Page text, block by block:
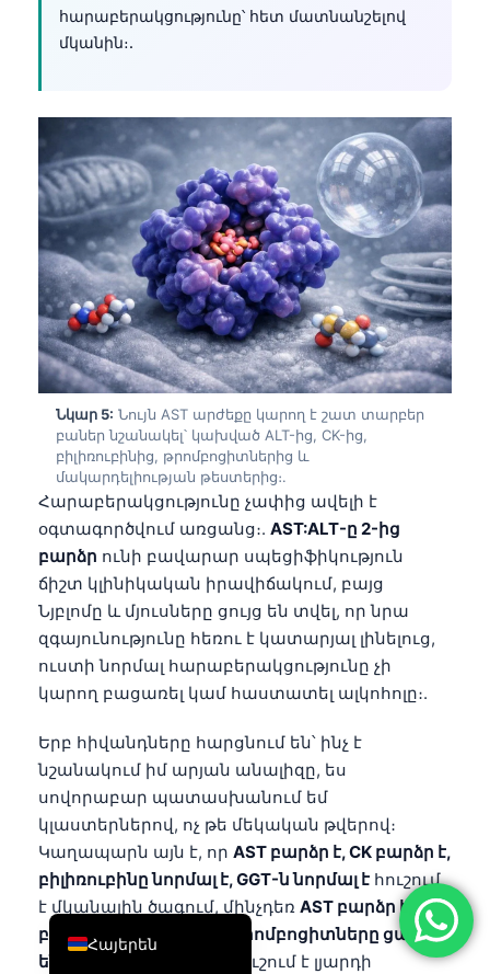
հարաբերակցությունը՝ հետ մատնանշելով
մկանին։.
Նկար 5: Նույն AST արժեքը կարող է շատ տարբեր
բաներ նշանակել՝ կախված ALT-ից, CK-ից,
բիլիռուբինից, թրոմբոցիտներից և
մակարդելիության թեստերից։.
Հարաբերակցությունը չափից ավելի է
օգտագործվում առցանց։. AST:ALT-ը 2-ից
բարձր ունի բավարար սպեցիֆիկություն
ճիշտ կլինիկական իրավիճակում, բայց
Նյբլոմը և մյուսները ցույց են տվել, որ նրա
զգայունությունը հեռու է կատարյալ լինելուց,
ուստի նորմալ հարաբերակցությունը չի
կարող բացառել կամ հաստատել ալկոհոլը։.
Երբ հիվանդները հարցնում են՝ ինչ է
նշանակում իմ արյան անալիզը, ես
սովորաբար պատասխանում եմ
կլաստերներով, ոչ թե մեկական թվերով։
Կաղապարն այն է, որ AST բարձր է, CK բարձր է,
բիլիռուբինը նորմալ է, GGT-ն նորմալ է հուշում
է մկանային ծագում, մինչդեռ AST բարձր է,
բիլիռուբինը բարձր է, թրոմբոցիտները ցածր
են, ալբումինը ցածր է
հուշում է լյարդի
Հայերեն
English
Deutsch
العربية
Français
עִבְרִית
Español
Português
Ελληνικά
Türkçe
Română
简体中文
فارسی
Български
Nederlands
हिन्दी
Bahasa Indonesia
Íslenska
Српски језик
Svenska
Bosanski
日本語